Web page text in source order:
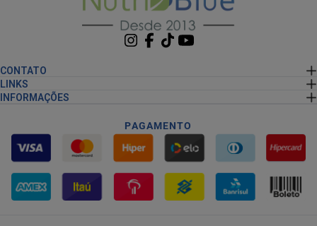
CONTATO
LINKS
INFORMAÇÕES
PAGAMENTO